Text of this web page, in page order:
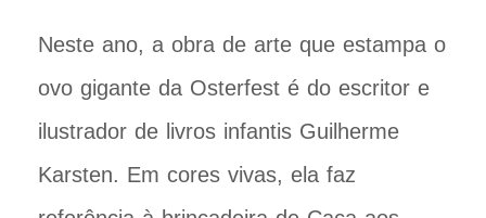
Neste ano, a obra de arte que estampa o
ovo gigante da Osterfest é do escritor e
ilustrador de livros infantis Guilherme
Karsten. Em cores vivas, ela faz